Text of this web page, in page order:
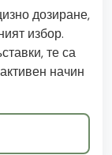
дозиране,
избор.
те са
начин